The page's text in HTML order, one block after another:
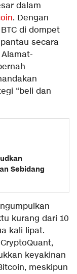
dalam
. Dengan
di dompet
secara
“beli dan
Sebidang
kurang dari 10
kali lipat.
keyakinan
meskipun